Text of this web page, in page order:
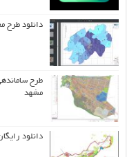
دانلود طرح
طرح
مشهد
دانلود